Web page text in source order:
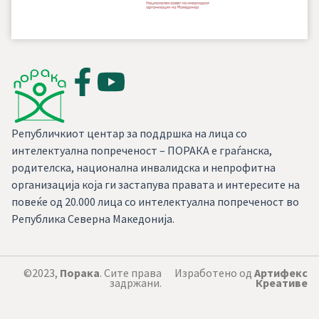
Републичкиот центар за поддршка на лица со
интелектуална попреченост – ПОРАКА е граѓанска,
родителска, национална инвалидска и непрофитна
организација која ги застапува правата и интересите на
повеќе од 20.000 лица со интелектуална попреченост во
Република Северна Македонија.
©2023, Порака. Сите права
задржани.
Изработено од Артифекс
Креативе